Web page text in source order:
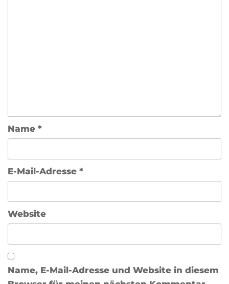
Name *
E-Mail-Adresse *
Website
Name, E-Mail-Adresse und Website in diesem